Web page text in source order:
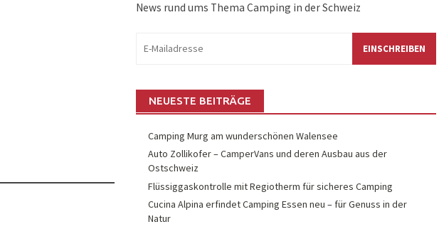
News rund ums Thema Camping in der Schweiz
NEUESTE BEITRÄGE
Camping Murg am wunderschönen Walensee
Auto Zollikofer – CamperVans und deren Ausbau aus der
Ostschweiz
Flüssiggaskontrolle mit Regiotherm für sicheres Camping
Cucina Alpina erfindet Camping Essen neu – für Genuss in der
Natur